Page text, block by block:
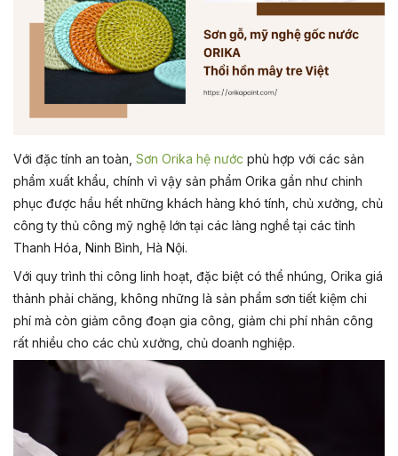
Với đặc tính an toàn, Sơn Orika hệ nước phù hợp với các sản
phẩm xuất khẩu, chính vì vậy sản phẩm Orika gần như chinh
phục được hầu hết những khách hàng khó tính, chủ xưởng, chủ
công ty thủ công mỹ nghệ lớn tại các làng nghề tại các tỉnh
Thanh Hóa, Ninh Bình, Hà Nội.
Với quy trình thi công linh hoạt, đặc biệt có thể nhúng, Orika giá
thành phải chăng, không những là sản phẩm sơn tiết kiệm chi
phí mà còn giảm công đoạn gia công, giảm chi phí nhân công
rất nhiều cho các chủ xưởng, chủ doanh nghiệp.